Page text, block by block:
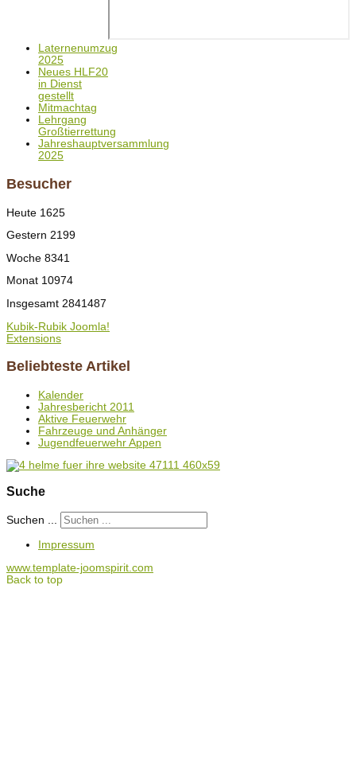
Laternenumzug
2025
Neues HLF20
in Dienst
gestellt
Mitmachtag
Lehrgang
Großtierrettung
Jahreshauptversammlung
2025
Besucher
Heute 1625
Gestern 2199
Woche 8341
Monat 10974
Insgesamt 2841487
Kubik-Rubik Joomla!
Extensions
Beliebteste Artikel
Kalender
Jahresbericht 2011
Aktive Feuerwehr
Fahrzeuge und Anhänger
Jugendfeuerwehr Appen
Suche
Suchen ...
Impressum
www.template-joomspirit.com
Back to top